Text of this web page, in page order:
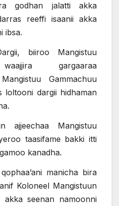
godhan jalatti akka
reeffi isaanii akka
ibsa.
biiroo Mangistuu
gargaaraa
Gammachuu
loltooni dargii hidhaman
ajjeechaa Mangistuu
taasifame bakki itti
kanadha.
manicha bira
Koloneel Mangistuun
akka seenan namoonni